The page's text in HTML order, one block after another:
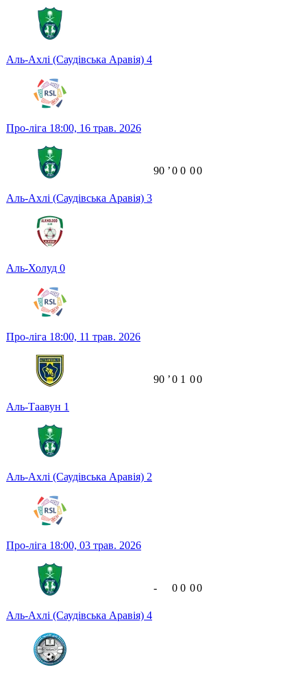
Аль-Ахлі (Саудівська Аравія) 4
Про-ліга 18:00, 16 трав. 2026
Аль-Ахлі (Саудівська Аравія) 3
Аль-Холуд 0
90 ʼ0 0 00
Про-ліга 18:00, 11 трав. 2026
Аль-Таавун 1
Аль-Ахлі (Саудівська Аравія) 2
90 ʼ0 1 00
Про-ліга 18:00, 03 трав. 2026
Аль-Ахлі (Саудівська Аравія) 4
- 0 0 00